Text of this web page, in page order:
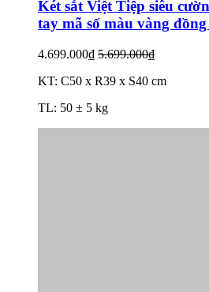
Két sắt Việt Tiệp siêu
tay mã số màu vàng
4.699.000₫ 5.699.000₫
KT: C50 x R39 x S40 cm
TL: 50 ± 5 kg